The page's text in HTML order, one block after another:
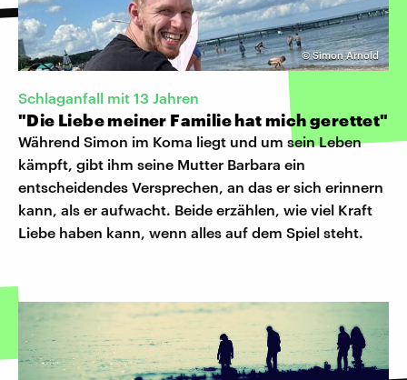
©Simon Arnold
Schlaganfall mit 13 Jahren
"Die Liebe meiner Familie hat mich gerettet"
Während Simon im Koma liegt und um sein Leben
kämpft, gibt ihm seine Mutter Barbara ein
entscheidendes Versprechen, an das er sich erinnern
kann, als er aufwacht. Beide erzählen, wie viel Kraft
Liebe haben kann, wenn alles auf dem Spiel steht.